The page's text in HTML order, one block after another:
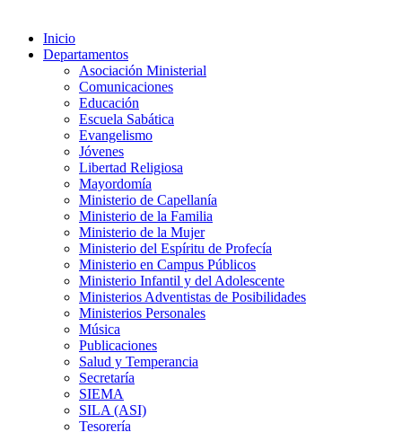
Inicio
Departamentos
Asociación Ministerial
Comunicaciones
Educación
Escuela Sabática
Evangelismo
Jóvenes
Libertad Religiosa
Mayordomía
Ministerio de Capellanía
Ministerio de la Familia
Ministerio de la Mujer
Ministerio del Espíritu de Profecía
Ministerio en Campus Públicos
Ministerio Infantil y del Adolescente
Ministerios Adventistas de Posibilidades
Ministerios Personales
Música
Publicaciones
Salud y Temperancia
Secretaría
SIEMA
SILA (ASI)
Tesorería